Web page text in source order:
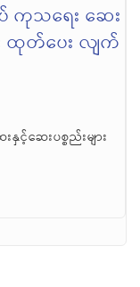
ပ် ကုသရေး ဆေး
ထုတ်ပေး လျက်
င့်ဆေးပစ္စည်းများ